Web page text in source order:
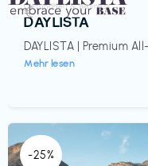
Gesundheit & Wellness
DAYLISTA
DAYLISTA | Premium
Mehr lesen
€‎
-25%